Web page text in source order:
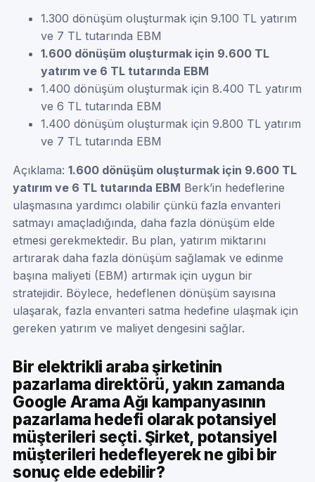
1.300 dönüşüm oluşturmak için 9.100 TL yatırım
ve 7 TL tutarında EBM
1.600 dönüşüm oluşturmak için 9.600 TL
yatırım ve 6 TL tutarında EBM
1.400 dönüşüm oluşturmak için 8.400 TL yatırım
ve 6 TL tutarında EBM
1.400 dönüşüm oluşturmak için 9.800 TL yatırım
ve 7 TL tutarında EBM
Açıklama:1.600 dönüşüm oluşturmak için 9.600 TL
yatırım ve 6 TL tutarında EBM Berk’in hedeflerine
ulaşmasına yardımcı olabilir çünkü fazla envanteri
satmayı amaçladığında, daha fazla dönüşüm elde
etmesi gerekmektedir. Bu plan, yatırım miktarını
artırarak daha fazla dönüşüm sağlamak ve edinme
başına maliyeti (EBM) artırmak için uygun bir
stratejidir. Böylece, hedeflenen dönüşüm sayısına
ulaşarak, fazla envanteri satma hedefine ulaşmak için
gereken yatırım ve maliyet dengesini sağlar.
Bir elektrikli araba şirketinin
pazarlama direktörü, yakın zamanda
Google Arama Ağı kampanyasının
pazarlama hedefi olarak potansiyel
müşterileri seçti. Şirket, potansiyel
müşterileri hedefleyerek ne gibi bir
sonuç elde edebilir?